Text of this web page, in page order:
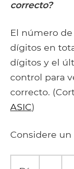
correcto?
El número
dígitos en
dígitos y el
control para
correcto.
ASIC)
Considere